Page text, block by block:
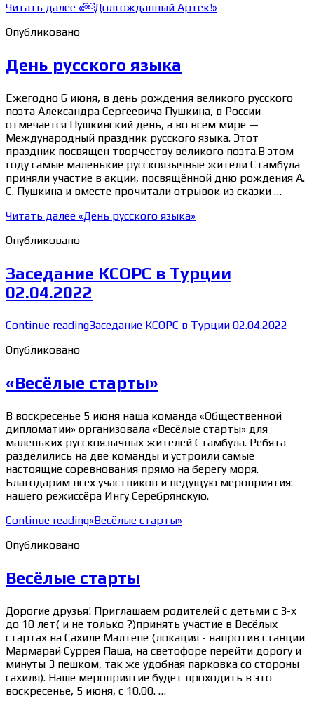
Читать далее «￼Долгожданный Артек!»
Опубликовано
День русского языка
Ежегодно 6 июня, в день рождения великого русского
поэта Александра Сергеевича Пушкина, в России
отмечается Пушкинский день, а во всем мире —
Международный праздник русского языка. Этот
праздник посвящен творчеству великого поэта.В этом
году самые маленькие русскоязычные жители Стамбула
приняли участие в акции, посвящённой дню рождения А.
С. Пушкина и вместе прочитали отрывок из сказки …
Читать далее «День русского языка»
Опубликовано
Заседание КСОРС в Турции
02.04.2022
Continue readingЗаседание КСОРС в Турции 02.04.2022
Опубликовано
«Весёлые старты»
В воскресенье 5 июня наша команда «Общественной
дипломатии» организовала «Весёлые старты» для
маленьких русскоязычных жителей Стамбула. Ребята
разделились на две команды и устроили самые
настоящие соревнования прямо на берегу моря.
Благодарим всех участников и ведущую мероприятия:
нашего режиссёра Ингу Серебрянскую.
Continue reading«Весёлые старты»
Опубликовано
Весёлые старты
Дорогие друзья! Приглашаем родителей с детьми с 3-х
до 10 лет( и не только ?)принять участие в Весёлых
стартах на Сахиле Малтепе (локация - напротив станции
Мармарай Суррея Паша, на светофоре перейти дорогу и
минуты 3 пешком, так же удобная парковка со стороны
сахиля). Наше мероприятие будет проходить в это
воскресенье, 5 июня, с 10.00. …